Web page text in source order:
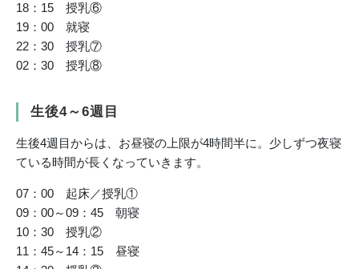
18：15 授乳⑥
19：00 就寝
22：30 授乳⑦
02：30 授乳⑧
生後4～6週目
生後4週目からは、お昼寝の上限が4時間半に。少しずつ夜寝
ている時間が長くなっていきます。
07：00 起床／授乳①
09：00～09：45 朝寝
10：30 授乳②
11：45～14：15 昼寝